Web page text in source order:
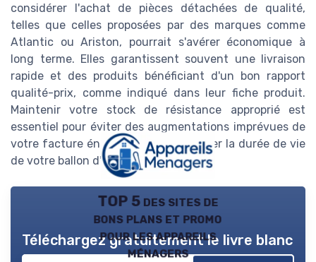
considérer l'achat de pièces détachées de qualité,
telles que celles proposées par des marques comme
Atlantic ou Ariston, pourrait s'avérer économique à
long terme. Elles garantissent souvent une livraison
rapide et des produits bénéficiant d'un bon rapport
qualité-prix, comme indiqué dans leur fiche produit.
Maintenir votre stock de résistance approprié est
essentiel pour éviter des augmentations imprévues de
votre facture énergétique et prolonger la durée de vie
de votre ballon d'eau chaude.
TOP 5 des sites de
bons plans et promo
pour les appareils
ménagers
Téléchargez gratuitement le livre blanc